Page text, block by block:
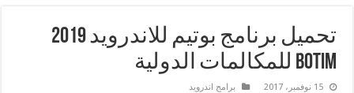
تحميل برنامج بوتيم للاندرويد 2019
BOTIM للمكالمات الدولية
15 نوفمبر، 2017 برامج اندرويد